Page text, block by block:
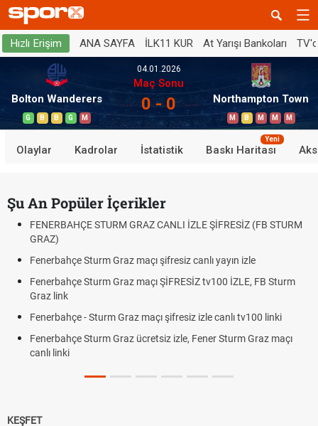
Hızlı Erişim ANA SAYFA İLK11 KUR At Yarışı Bankoları
Bolton Wanderers
G B B G M
04.01.2026
Maç Sonu
0 - 0 Northampton Town
M B M M M
Olaylar Kadrolar İstatistik Baskı Haritası
Yeni
Şu An Popüler İçerikler
FENERBAHÇE STURM GRAZ CANLI İZLE ŞİFRESİZ (FB STURM
GRAZ)
Fenerbahçe Sturm Graz maçı şifresiz canlı yayın izle
Fenerbahçe Sturm Graz maçı ŞİFRESİZ tv100 İZLE, FB Sturm
Graz link
Fenerbahçe - Sturm Graz maçı şifresiz izle canlı tv100 linki
Fenerbahçe Sturm Graz ücretsiz izle, Fener Sturm Graz maçı
canlı linki
KEŞFET